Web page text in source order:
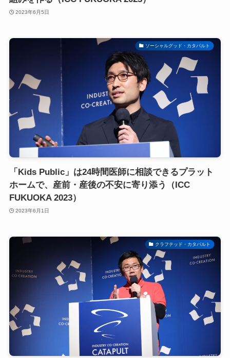
2023年6月5日
ソーシャルグッド・カタパルト
「Kids Public」は24時間医師に相談できるプラット
ホームで、産前・産後の不安に寄り添う（ICC
FUKUOKA 2023）
2023年6月1日
クラフテッド・カタパルト